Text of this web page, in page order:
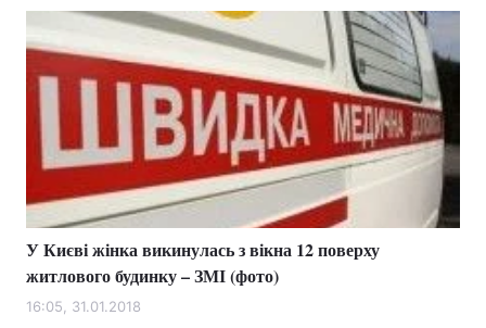
У Києві жінка викинулась з вікна 12 поверху
житлового будинку – ЗМІ (фото)
16:05, 31.01.2018